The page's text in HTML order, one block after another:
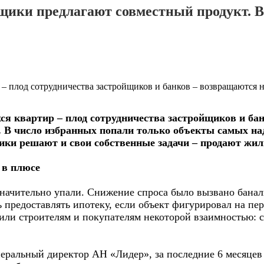
предлагают совместный продукт.
сотрудничества застройщиков и банков –
квартир – плод сотрудничества застройщиков и
число избранных попали только объекты самых
решают и свои собственные задачи – продают
в плюсе
упали. Снижение спроса было вызвано
ипотеку, если объект фигурировал на
строителям и покупателям некоторой взаимностью:
директор АН «Лидер», за последние 6